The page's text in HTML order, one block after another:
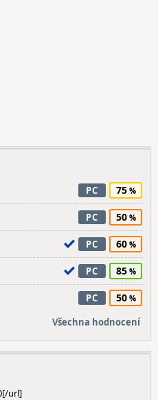
PC 75
PC 50
PC 60
PC 85
PC 50
Všechna hodnocení